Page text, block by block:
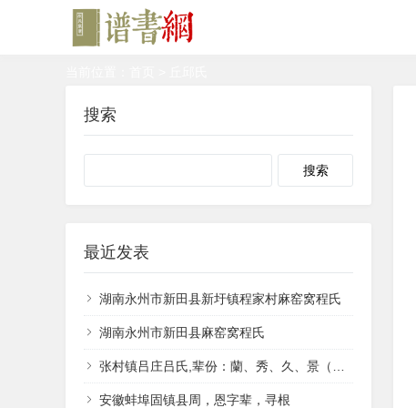
搜索
Search
最近发表
湖南永州市新田县新圩镇程家村麻窑窝程氏
湖南永州市新田县麻窑窝程氏
张村镇吕庄吕氏,辈份：蘭、秀、久、景（井）、香、兴。
安徽蚌埠固镇县周，恩字辈，寻根